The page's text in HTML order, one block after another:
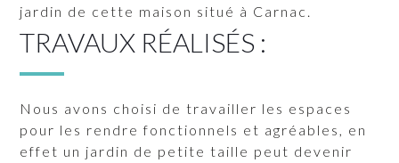
jardin de cette maison situé à Carnac.
TRAVAUX RÉALISÉS :
Nous avons choisi de travailler les espaces
pour les rendre fonctionnels et agréables, en
effet un jardin de petite taille peut devenir